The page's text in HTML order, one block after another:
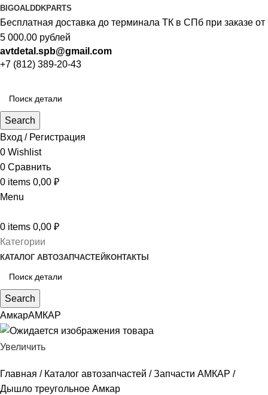
BIGOALDDKPARTS
Бесплатная доставка до терминала ТК в СПб при заказе от
5 000.00 рублей
avtdetal.spb@gmail.com
+7 (812) 389-20-43
Search
Вход / Регистрация
0 Wishlist
0 Сравнить
0 items 0,00 ₽
Menu
0 items 0,00 ₽
Категории
КАТАЛОГ АВТОЗАПЧАСТЕЙ КОНТАКТЫ
Search
АмкарАМКАР
Увеличить
Главная Каталог автозапчастей
Запчасти АМКАР
Дышло треугольное Амкар